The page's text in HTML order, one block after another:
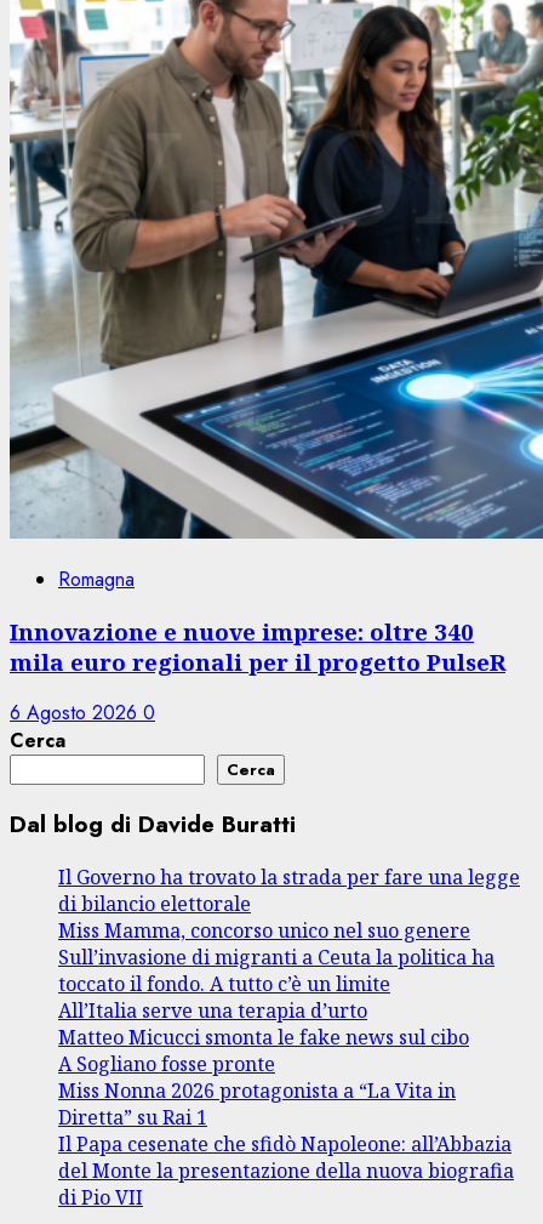
Romagna
Innovazione e nuove imprese: oltre 340
mila euro regionali per il progetto PulseR
6 Agosto 2026 0
Cerca
Cerca
Dal blog di Davide Buratti
Il Governo ha trovato la strada per fare una legge
di bilancio elettorale
Miss Mamma, concorso unico nel suo genere
Sull’invasione di migranti a Ceuta la politica ha
toccato il fondo. A tutto c’è un limite
All’Italia serve una terapia d’urto
Matteo Micucci smonta le fake news sul cibo
A Sogliano fosse pronte
Miss Nonna 2026 protagonista a “La Vita in
Diretta” su Rai 1
Il Papa cesenate che sfidò Napoleone: all’Abbazia
del Monte la presentazione della nuova biografia
di Pio VII